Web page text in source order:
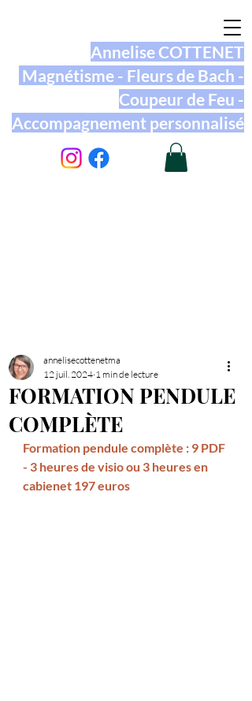
Annelise COTTENET
Magnétisme - Fleurs de Bach -
Coupeur de Feu -
Accompagnement personnalisé
FORMATION PENDULE
COMPLÈTE
annelisecottenetma
12 juil. 2024 1 min de lecture
Formation pendule complète : 9 PDF
- 3 heures de visio ou 3 heures en
cabienet 197 euros